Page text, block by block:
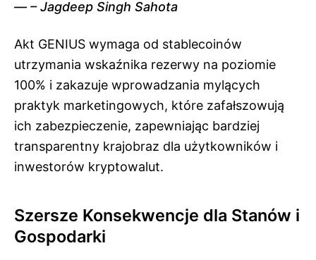
– Jagdeep Singh Sahota
Akt GENIUS wymaga od stablecoinów
utrzymania wskaźnika rezerwy na poziomie
100% i zakazuje wprowadzania mylących
praktyk marketingowych, które zafałszowują
ich zabezpieczenie, zapewniając bardziej
transparentny krajobraz dla użytkowników i
inwestorów kryptowalut.
Szersze Konsekwencje dla Stanów i
Gospodarki